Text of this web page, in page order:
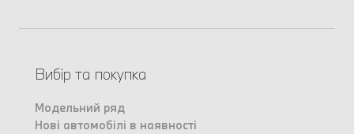
Вибір та покупка
Модельний ряд
Нові автомобілі в наявності